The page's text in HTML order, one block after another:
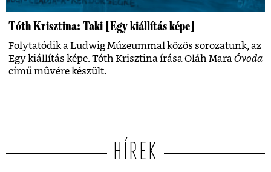
Tóth Krisztina: Taki [Egy kiállítás képe]
Folytatódik a Ludwig Múzeummal közös sorozatunk, az
Egy kiállítás képe. Tóth Krisztina írása Oláh MaraÓvoda
című művére készült.
HÍREK